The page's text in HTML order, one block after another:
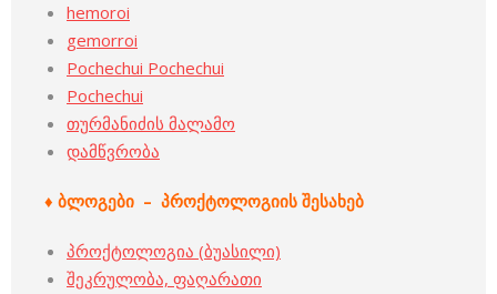
hemoroi
gemorroi
Pochechui Pochechui
Pochechui
თურმანიძის მალამო
დამწვრობა
♦ ბლოგები – პროქტოლოგიის შესახებ
პროქტოლოგია (ბუასილი)
შეკრულობა, ფაღარათი